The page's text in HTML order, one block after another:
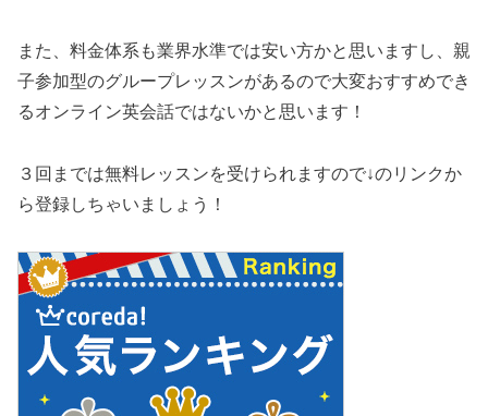
また、料金体系も業界水準では安い方かと思いますし、親
子参加型のグループレッスンがあるので大変おすすめでき
るオンライン英会話ではないかと思います！
３回までは無料レッスンを受けられますので↓のリンクか
ら登録しちゃいましょう！